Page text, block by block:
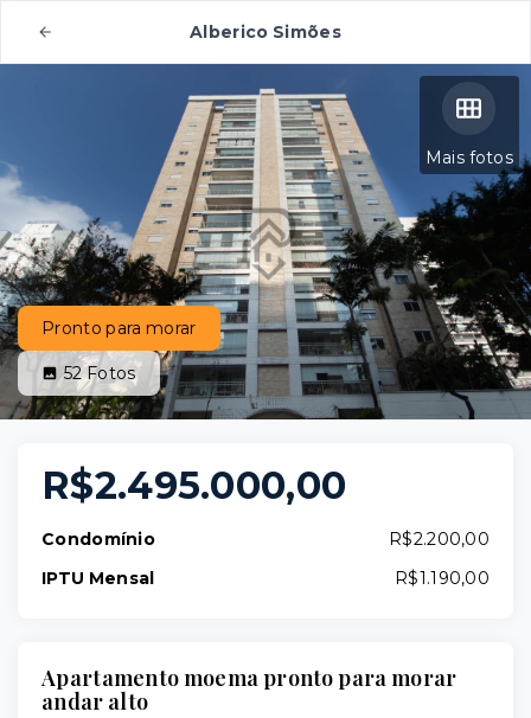
Alberico Simões
Mais fotos
Pronto para morar
52Fotos
R$2.495.000,00
Condomínio
R$2.200,00
IPTU Mensal
R$1.190,00
Apartamento moema pronto para morar
andar alto